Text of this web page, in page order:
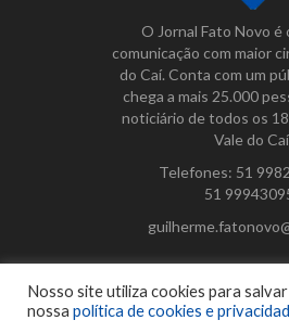
O Jornal Fato Novo é
comunicação com maior
do Caí. Conta com um
chega a mais 25.000
noticiário de todos os
Vale do
Telefones: 51
51
Facebook
Instagram
Twitter
Nosso site utiliza cookies para
nossa política de cookies e